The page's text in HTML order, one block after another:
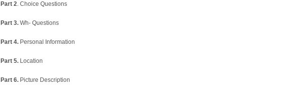
Part 2. Choice Questions
Part 3.Wh- Questions
Part 4.Personal Information
Part 5.Location
Part 6.Picture Description